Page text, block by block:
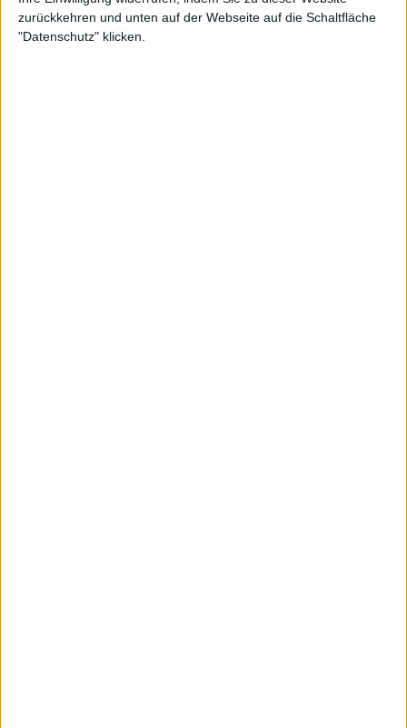
zurückkehren und unten auf der Webseite auf die Schaltfläche
"Datenschutz" klicken.
gleichmäßig ins Ohr geht, was für diese Art von Metal
unerlässlich ist.